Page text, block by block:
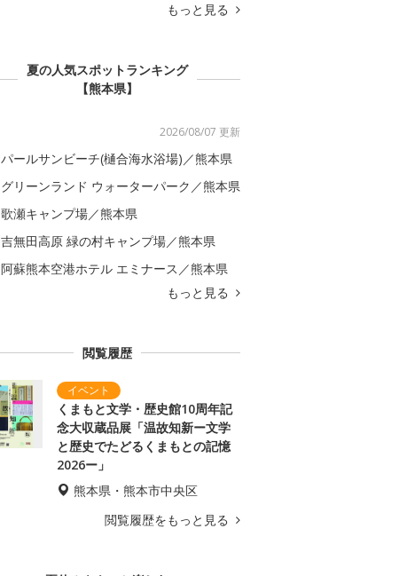
もっと見る
夏の人気スポットランキング
【熊本県】
2026/08/07 更新
パールサンビーチ(樋合海水浴場)／熊本県
グリーンランド ウォーターパーク／熊本県
歌瀬キャンプ場／熊本県
吉無田高原 緑の村キャンプ場／熊本県
阿蘇熊本空港ホテル エミナース／熊本県
もっと見る
閲覧履歴
くまもと文学・歴史館10周年記
念大収蔵品展「温故知新ー文学
と歴史でたどるくまもとの記憶
2026ー」
熊本県・熊本市中央区
閲覧履歴をもっと見る